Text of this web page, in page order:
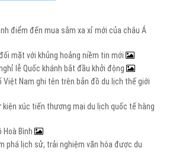
điểm đến mua sắm xa xỉ mới của châu Á
mặt với khủng hoảng niềm tin mới
lễ Quốc khánh bắt đầu khởi động
Nam ghi tên trên bản đồ du lịch thế giới
kiện xúc tiến thương mại du lịch quốc tế hàng
Hoà Bình
phá lịch sử, trải nghiệm văn hóa được du